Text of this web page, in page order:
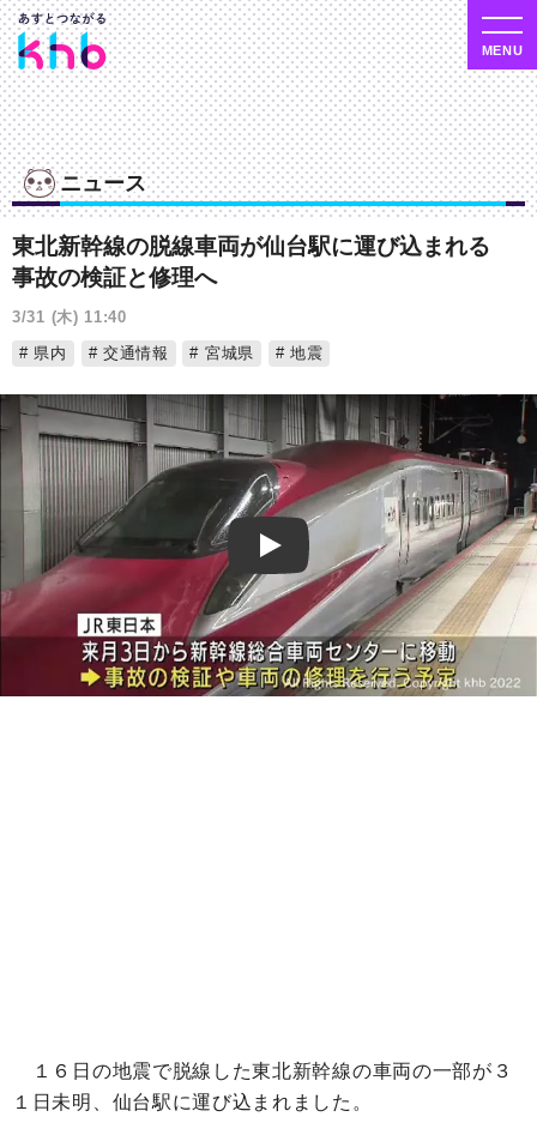
ニュース
東北新幹線の脱線車両が仙台駅に運び込まれる
事故の検証と修理へ
3/31 (木) 11:40
県内
交通情報 宮城県 地震
Play
１６日の地震で脱線した東北新幹線の車両の一部が３
１日未明、仙台駅に運び込まれました。